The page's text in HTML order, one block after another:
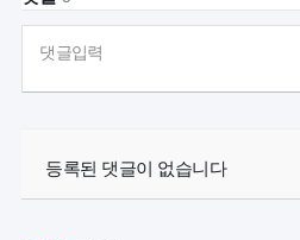
댓글입력
등록된 댓글이 없습니다